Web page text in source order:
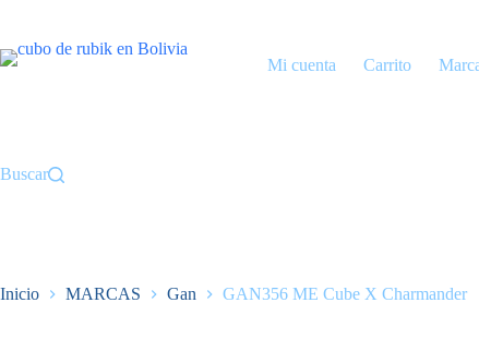
contenido
Mi cuenta
Carrito
Buscar
Inicio MARCAS Gan GAN356 ME Cube X Charmander